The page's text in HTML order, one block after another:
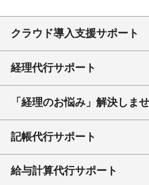
クラウド導入支援サポート
経理代行サポート
「経理のお悩み」解決しま
記帳代行サポート
給与計算代行サポート